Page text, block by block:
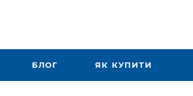
БЛОГ ЯК КУПИТИ